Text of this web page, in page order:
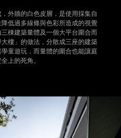
外牆的白色皮層，是使用採集自
低過多線條與色彩所造成的視覺
棟建築量體及一個大平台圍合而
樓」的做法，分散成三座的建築
童遊玩，而量體的圍合也能讓庭
上的死角。